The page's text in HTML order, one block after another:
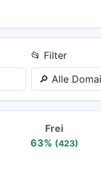
📂 Filter
Frei
63% (423)